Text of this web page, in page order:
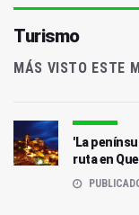
Turismo
MÁS VISTO ESTE
'La
ruta en